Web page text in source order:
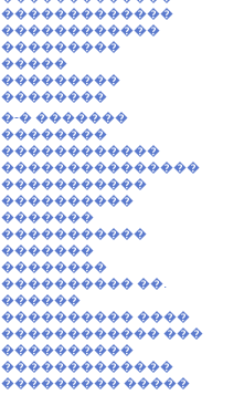
�������������
������������
���������
�����
���������
��������
�-� �������
��������
������������
���������������
�����������
����������
�������
�����������
�������
��������
���������� ��.
������
���������� ����
������������ ���
����������
�������������
��������� �����